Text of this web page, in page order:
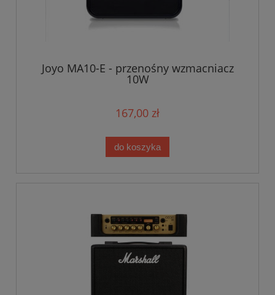
Joyo MA10-E - przenośny wzmacniacz
10W
167,00 zł
do koszyka